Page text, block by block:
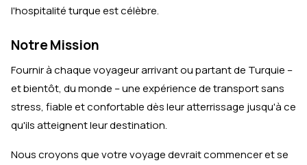
l'hospitalité turque est célèbre.
Notre Mission
Fournir à chaque voyageur arrivant ou partant de Turquie –
et bientôt, du monde – une expérience de transport sans
stress, fiable et confortable dès leur atterrissage jusqu'à ce
qu'ils atteignent leur destination.
Nous croyons que votre voyage devrait commencer et se